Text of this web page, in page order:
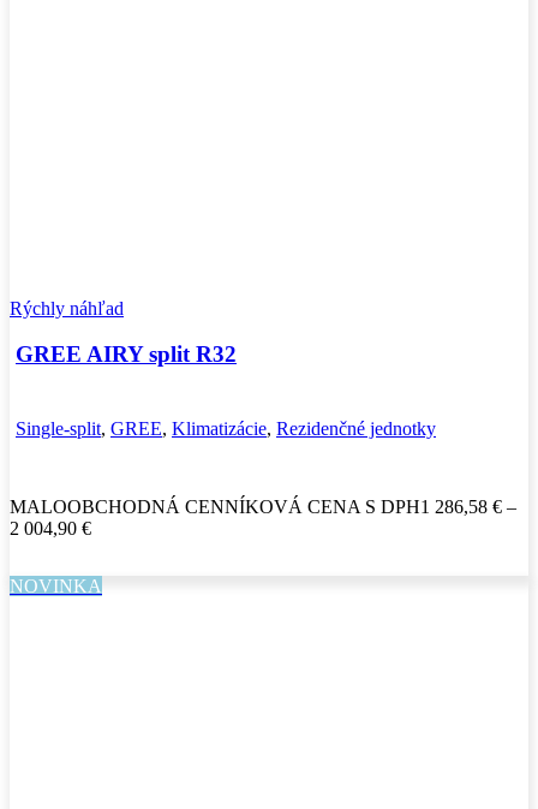
Rýchly náhľad
GREE AIRY split R32
Single-split, GREE, Klimatizácie, Rezidenčné jednotky
MALOOBCHODNÁ CENNÍKOVÁ CENA S DPH1 286,58 € –
2 004,90 €Price
286,58 €
NOVINKA